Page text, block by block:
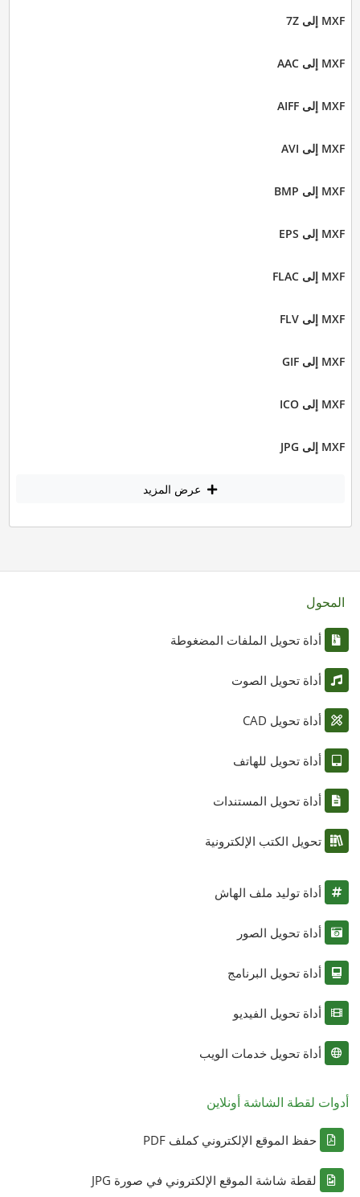
MXF إلى 7Z
MXF إلى AAC
MXF إلى AIFF
MXF إلى AVI
MXF إلى BMP
MXF إلى EPS
MXF إلى FLAC
MXF إلى FLV
MXF إلى GIF
MXF إلى ICO
MXF إلى JPG
عرض المزيد
المحول
أداة تحويل الملفات المضغوطة
أداة تحويل الصوت
أداة تحويل CAD
أداة تحويل للهاتف
أداة تحويل المستندات
تحويل الكتب الإلكترونية
أداة توليد ملف الهاش
أداة تحويل الصور
أداة تحويل البرنامج
أداة تحويل الفيديو
أداة تحويل خدمات الويب
أدوات لقطة الشاشة أونلاين
حفظ الموقع الإلكتروني كملف PDF
لقطة شاشة الموقع الإلكتروني في صورة JPG